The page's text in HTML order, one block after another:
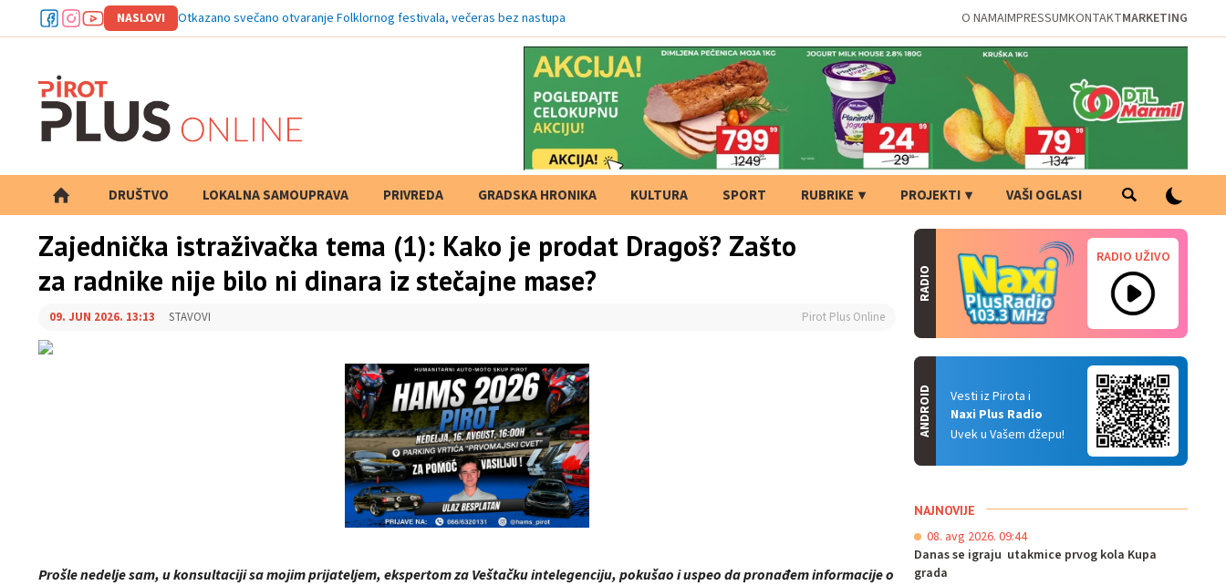
NASLOVI Otkazano svečano otvaranje Folklornog festivala, večeras bez nastupa O NAMAIMPRESSUMKONTAKTMARKETING
DRUŠTVO LOKALNA SAMOUPRAVA PRIVREDA GRADSKA HRONIKA KULTURA SPORT RUBRIKE PROJEKTI VAŠI OGLASI
PRETRAGA
Zajednička istraživačka tema (1): Kako je prodat Dragoš? Zašto
za radnike nije bilo ni dinara iz stečajne mase?
09. JUN 2026. 13:13 STAVOVI Pirot Plus Online
Prošle nedelje sam, u konsultaciji sa mojim prijateljem, ekspertom za Veštačku intelegenciju, pokušao i uspeo da pronađem informacije o
RADIO
RADIO UŽIVO
Vesti iz Pirota i
Naxi Plus Radio
Uvek u Vašem džepu!
ANDROID
NAJNOVIJE
08. avg 2026. 09:44
Danas se igraju utakmice prvog kola Kupa
grada